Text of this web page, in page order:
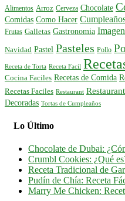
Alimentos Arroz Cerveza Chocolate
Comidas Como Hacer
Frutas Galletas Gastronomia
Navidad Pastel Pasteles Pollo
Receta de Torta Receta Facil
Cocina Faciles Recetas de Comida
Recetas Faciles Restaurant
Decoradas Tortas de Cumpleaños
Lo Último
Chocolate de Dubai:
Crumbl Cookies: ¿Qué
Receta Tradicional de
Pudín de Chía: Receta
Marry Me Chicken: